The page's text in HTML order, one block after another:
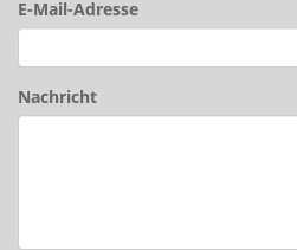
E-Mail-Adresse
Nachricht